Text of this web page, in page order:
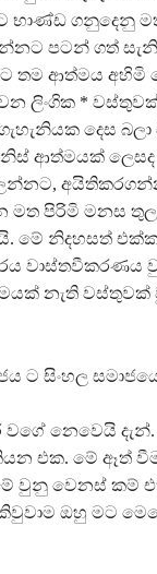
භාණ්ඩ ගනුදෙනු
පටන් ගත්
තම ආත්මය අහිමි
ලිංගික *
දෙස
ආත්මයක්
මත පිරිමි මනස තුල
මේ නිදහසත්
වාස්තවීකරණය
නැති වස්තුවක්
ට සිංහල
නෙවෙයි
එක. මේ ඈත්
වුනු වෙනස් කම්
ඔහු මට